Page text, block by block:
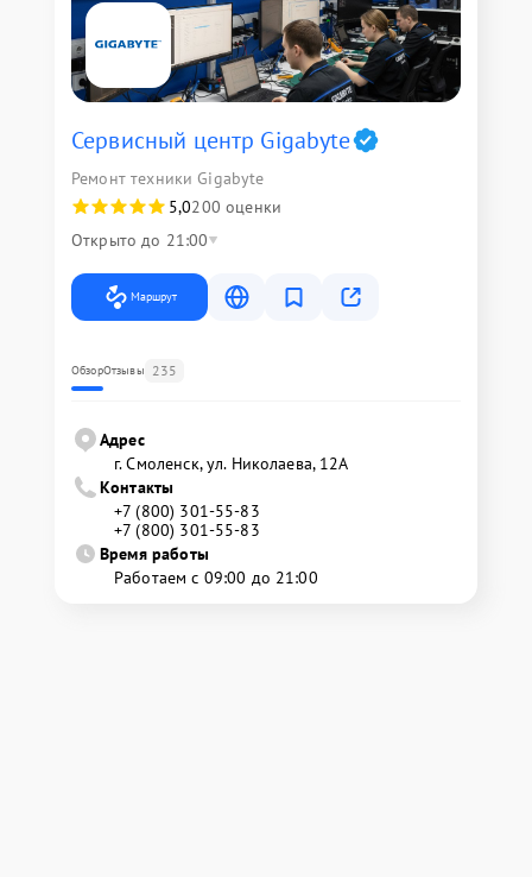
Сервисный центр Gigabyte
Ремонт техники Gigabyte
5,0200 оценки
Открыто до 21:00
Маршрут
ОбзорОтзывы 235
Адрес
г. Смоленск, ул. Николаева, 12А
Контакты
+7 (800) 301-55-83
+7 (800) 301-55-83
Время работы
Работаем с 09:00 до 21:00